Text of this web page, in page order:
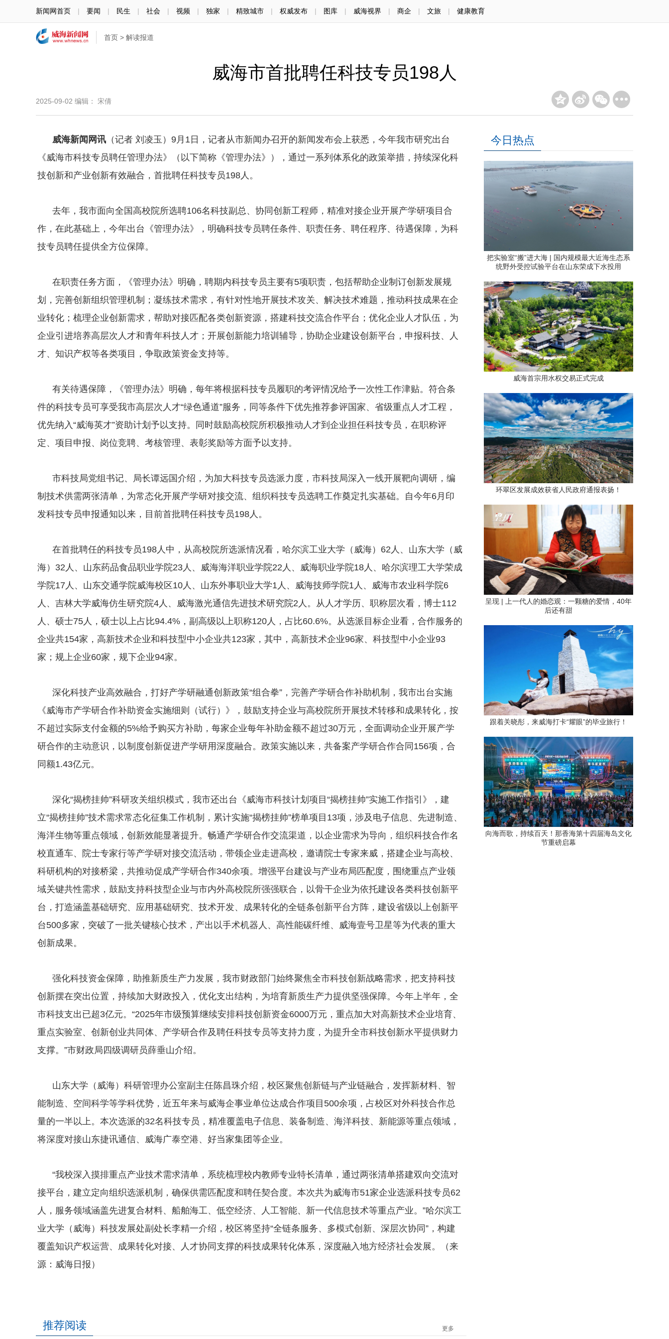
新闻网首页 | 要闻 | 民生 | 社会 | 视频 | 独家 | 精致城市 | 权威发布 | 图库 | 威海视界 | 商企 | 文旅 | 健康教育
首页 > 解读报道
威海市首批聘任科技专员198人
2025-09-02 编辑： 宋倩
威海新闻网讯 （记者 刘凌玉）9月1日，记者从市新闻办召开的新闻发布会上获悉，今年我市研究出台
《威海市科技专员聘任管理办法》（以下简称《管理办法》），通过一系列体系化的政策举措，持续深化科
技创新和产业创新有效融合，首批聘任科技专员198人。
去年，我市面向全国高校院所选聘106名科技副总、协同创新工程师，精准对接企业开展产学研项目合
作，在此基础上，今年出台《管理办法》，明确科技专员聘任条件、职责任务、聘任程序、待遇保障，为科
技专员聘任提供全方位保障。
在职责任务方面，《管理办法》明确，聘期内科技专员主要有5项职责，包括帮助企业制订创新发展规
划，完善创新组织管理机制；凝练技术需求，有针对性地开展技术攻关、解决技术难题，推动科技成果在企
业转化；梳理企业创新需求，帮助对接匹配各类创新资源，搭建科技交流合作平台；优化企业人才队伍，为
企业引进培养高层次人才和青年科技人才；开展创新能力培训辅导，协助企业建设创新平台，申报科技、人
才、知识产权等各类项目，争取政策资金支持等。
有关待遇保障，《管理办法》明确，每年将根据科技专员履职的考评情况给予一次性工作津贴。符合条
件的科技专员可享受我市高层次人才“绿色通道”服务，同等条件下优先推荐参评国家、省级重点人才工程，
优先纳入“威海英才”资助计划予以支持。同时鼓励高校院所积极推动人才到企业担任科技专员，在职称评
定、项目申报、岗位竞聘、考核管理、表彰奖励等方面予以支持。
市科技局党组书记、局长谭远国介绍，为加大科技专员选派力度，市科技局深入一线开展靶向调研，编
制技术供需两张清单，为常态化开展产学研对接交流、组织科技专员选聘工作奠定扎实基础。自今年6月印
发科技专员申报通知以来，目前首批聘任科技专员198人。
在首批聘任的科技专员198人中，从高校院所选派情况看，哈尔滨工业大学（威海）62人、山东大学（威
海）32人、山东药品食品职业学院23人、威海海洋职业学院22人、威海职业学院18人、哈尔滨理工大学荣成
学院17人、山东交通学院威海校区10人、山东外事职业大学1人、威海技师学院1人、威海市农业科学院6
人、吉林大学威海仿生研究院4人、威海激光通信先进技术研究院2人。从人才学历、职称层次看，博士112
人、硕士75人，硕士以上占比94.4%，副高级以上职称120人，占比60.6%。从选派目标企业看，合作服务的
企业共154家，高新技术企业和科技型中小企业共123家，其中，高新技术企业96家、科技型中小企业93
家；规上企业60家，规下企业94家。
深化科技产业高效融合，打好产学研融通创新政策“组合拳”，完善产学研合作补助机制，我市出台实施
《威海市产学研合作补助资金实施细则（试行）》，鼓励支持企业与高校院所开展技术转移和成果转化，按
不超过实际支付金额的5%给予购买方补助，每家企业每年补助金额不超过30万元，全面调动企业开展产学
研合作的主动意识，以制度创新促进产学研用深度融合。政策实施以来，共备案产学研合作合同156项，合
同额1.43亿元。
深化“揭榜挂帅”科研攻关组织模式，我市还出台《威海市科技计划项目“揭榜挂帅”实施工作指引》，建
立“揭榜挂帅”技术需求常态化征集工作机制，累计实施“揭榜挂帅”榜单项目13项，涉及电子信息、先进制造、
海洋生物等重点领域，创新效能显著提升。畅通产学研合作交流渠道，以企业需求为导向，组织科技合作名
校直通车、院士专家行等产学研对接交流活动，带领企业走进高校，邀请院士专家来威，搭建企业与高校、
科研机构的对接桥梁，共推动促成产学研合作340余项。增强平台建设与产业布局匹配度，围绕重点产业领
域关键共性需求，鼓励支持科技型企业与市内外高校院所强强联合，以骨干企业为依托建设各类科技创新平
台，打造涵盖基础研究、应用基础研究、技术开发、成果转化的全链条创新平台方阵，建设省级以上创新平
台500多家，突破了一批关键核心技术，产出以手术机器人、高性能碳纤维、威海壹号卫星等为代表的重大
创新成果。
强化科技资金保障，助推新质生产力发展，我市财政部门始终聚焦全市科技创新战略需求，把支持科技
创新摆在突出位置，持续加大财政投入，优化支出结构，为培育新质生产力提供坚强保障。今年上半年，全
市科技支出已超3亿元。“2025年市级预算继续安排科技创新资金6000万元，重点加大对高新技术企业培育、
重点实验室、创新创业共同体、产学研合作及聘任科技专员等支持力度，为提升全市科技创新水平提供财力
支撑。”市财政局四级调研员薛垂山介绍。
山东大学（威海）科研管理办公室副主任陈昌珠介绍，校区聚焦创新链与产业链融合，发挥新材料、智
能制造、空间科学等学科优势，近五年来与威海企事业单位达成合作项目500余项，占校区对外科技合作总
量的一半以上。本次选派的32名科技专员，精准覆盖电子信息、装备制造、海洋科技、新能源等重点领域，
将深度对接山东捷讯通信、威海广泰空港、好当家集团等企业。
“我校深入摸排重点产业技术需求清单，系统梳理校内教师专业特长清单，通过两张清单搭建双向交流对
接平台，建立定向组织选派机制，确保供需匹配度和聘任契合度。本次共为威海市51家企业选派科技专员62
人，服务领域涵盖先进复合材料、船舶海工、低空经济、人工智能、新一代信息技术等重点产业。”哈尔滨工
业大学（威海）科技发展处副处长李精一介绍，校区将坚持“全链条服务、多模式创新、深层次协同”，构建
覆盖知识产权运营、成果转化对接、人才协同支撑的科技成果转化体系，深度融入地方经济社会发展。（来
源：威海日报）
推荐阅读 更多
今日热点
把实验室“搬”进大海 | 国内规模最大近海生态系
统野外受控试验平台在山东荣成下水投用
威海首宗用水权交易正式完成
环翠区发展成效获省人民政府通报表扬！
呈现 | 上一代人的婚恋观：一颗糖的爱情，40年
后还有甜
跟着关晓彤，来威海打卡“耀眼”的毕业旅行！
向海而歌，持续百天！那香海第十四届海岛文化
节重磅启幕